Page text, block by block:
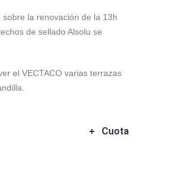
sobre la renovación de la 13h
de sellado Alsolu se
el VECTACO varias terrazas
Cuota